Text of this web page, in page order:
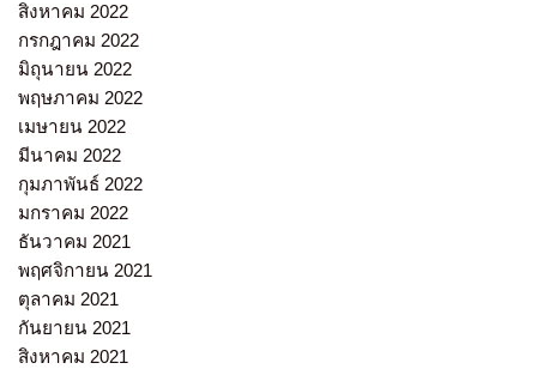
สิงหาคม 2022
กรกฎาคม 2022
มิถุนายน 2022
พฤษภาคม 2022
เมษายน 2022
มีนาคม 2022
กุมภาพันธ์ 2022
มกราคม 2022
ธันวาคม 2021
พฤศจิกายน 2021
ตุลาคม 2021
กันยายน 2021
สิงหาคม 2021